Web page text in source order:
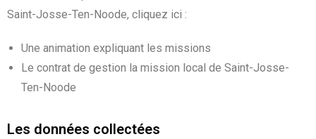
Saint-Josse-Ten-Noode, cliquez ici :
Une animation expliquant les missions
Le contrat de gestion la mission local de Saint-Josse-
Ten-Noode
Les données collectées